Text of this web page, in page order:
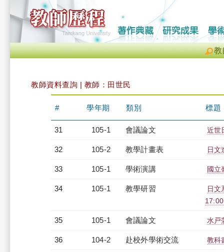
教
教師資料查詢 | 教師：田世民
# 學年期 類別 標題
31 105-1 會議論文 近世
32 105-2 教學計畫表 日文
33 105-1 學術演講 國立
34 105-1 教學研習
日文
35 105-1 會議論文 水戸
36 104-2 赴校外學術交流 教科